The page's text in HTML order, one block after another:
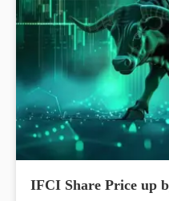
IFCI Share Price up